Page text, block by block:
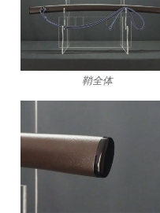
鞘全体